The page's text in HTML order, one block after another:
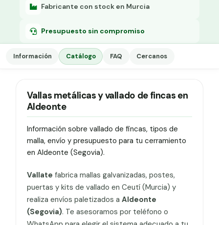
Fabricante con stock en Murcia
Presupuesto sin compromiso
Información Catálogo FAQ Cercanos
Vallas metálicas y vallado de fincas en
Aldeonte
Información sobre vallado de fincas, tipos de
malla, envío y presupuesto para tu cerramiento
en Aldeonte (Segovia).
Vallate fabrica mallas galvanizadas, postes,
puertas y kits de vallado en Ceutí (Murcia) y
realiza envíos paletizados a Aldeonte
(Segovia). Te asesoramos por teléfono o